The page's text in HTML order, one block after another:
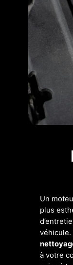
Un
plus
véhicule.
à votre